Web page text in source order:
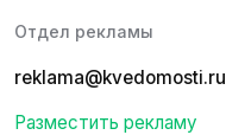
Отдел рекламы
reklama@kvedomosti.ru
Разместить рекламу